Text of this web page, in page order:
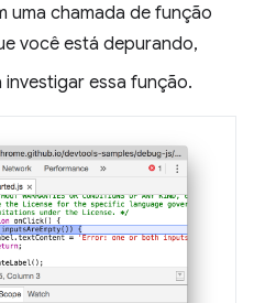
uma chamada de função
você está depurando,
investigar essa função.